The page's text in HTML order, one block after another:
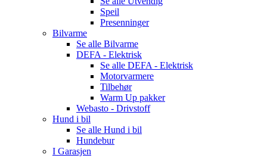
Speil
Presenninger
Bilvarme
Se alle Bilvarme
DEFA - Elektrisk
Se alle DEFA - Elektrisk
Motorvarmere
Tilbehør
Warm Up pakker
Webasto - Drivstoff
Hund i bil
Se alle Hund i bil
Hundebur
I Garasjen